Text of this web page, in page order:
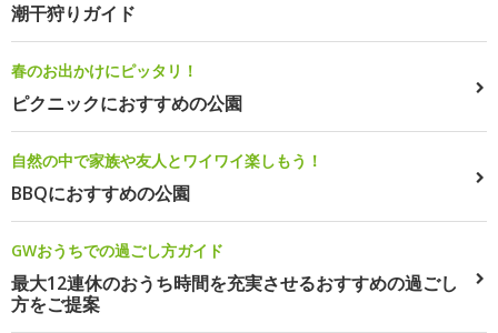
潮干狩りガイド
春のお出かけにピッタリ！
ピクニックにおすすめの公園
自然の中で家族や友人とワイワイ楽しもう！
BBQにおすすめの公園
GWおうちでの過ごし方ガイド
最大12連休のおうち時間を充実させるおすすめの過ごし
方をご提案